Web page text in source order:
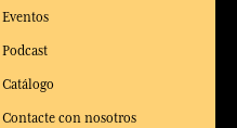
Eventos
Podcast
Catálogo
Contacte con nosotros